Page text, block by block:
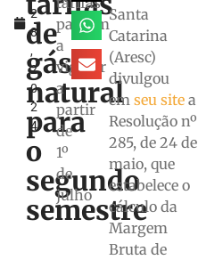
2
8
,
2
0
2
4
de
gás
natural
para
o
segundo
semestre
passam
a
vigorar
a
partir
de
1º
de
julho
Santa
Catarina
(Aresc)
divulgou
emseu site a
Resolução nº
285, de 24 de
maio, que
estabelece o
cálculo da
Margem
Bruta de